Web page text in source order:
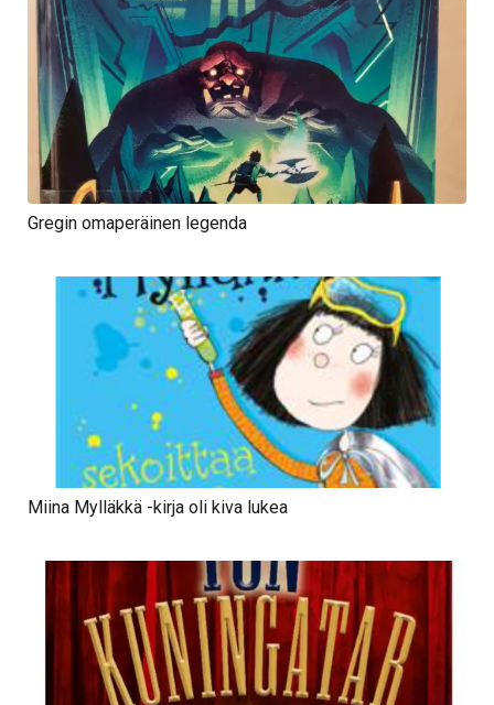
Gregin omaperäinen legenda
Miina Mylläkkä -kirja oli kiva lukea